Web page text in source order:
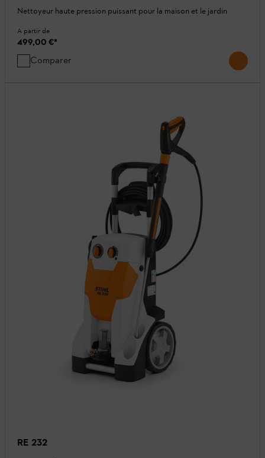
Nettoyeur haute pression puissant pour la maison et le jardin
A partir de
499,00 €*
Comparer
RE 232